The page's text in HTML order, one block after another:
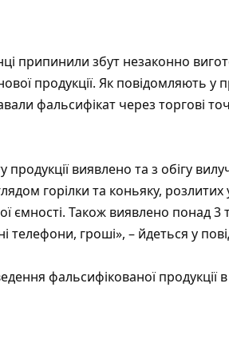
припинили збут незаконно
продукції. Як повідомляють у
фальсифікат через торгові
продукції виявлено та з обігу
горілки та коньяку,
ємності. Також виявлено понад 3
телефони, гроші», – йдеться у
фальсифікованої продукції